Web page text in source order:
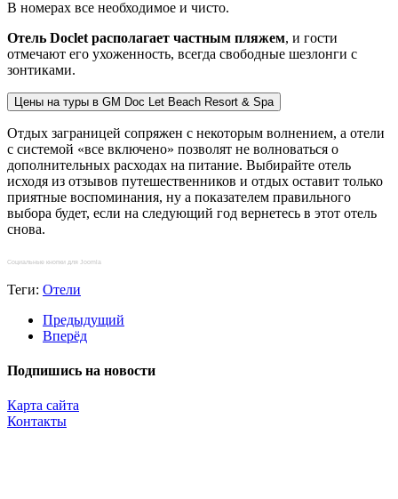
В номерах все необходимое и чисто.
Отель Doclet располагает частным пляжем, и гости
отмечают его ухоженность, всегда свободные шезлонги с
зонтиками.
Цены на туры в GM Doc Let Beach Resort & Spa
Отдых заграницей сопряжен с некоторым волнением, а отели
с системой «все включено» позволят не волноваться о
дополнительных расходах на питание. Выбирайте отель
исходя из отзывов путешественников и отдых оставит только
приятные воспоминания, ну а показателем правильного
выбора будет, если на следующий год вернетесь в этот отель
снова.
Социальные кнопки для Joomla
Теги: Отели
Предыдущий
Вперёд
Подпишись на новости
Карта сайта
Контакты